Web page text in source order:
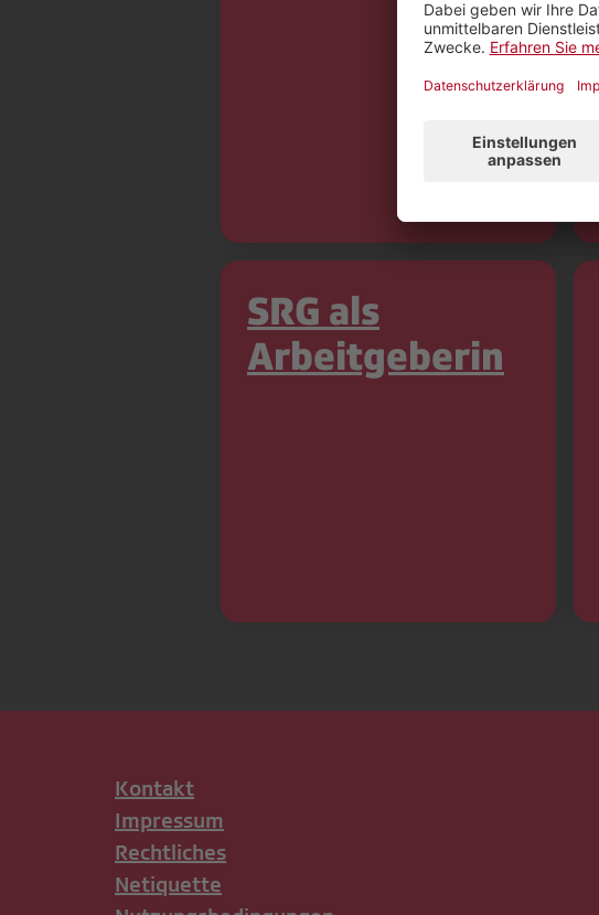
SRG als
Arbeitgeberin
Kontakt
Impressum
Rechtliches
Netiquette